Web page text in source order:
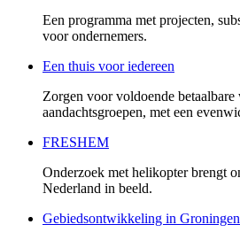
Een programma met projecten,
voor ondernemers.
Een thuis voor iedereen
Zorgen voor voldoende
aandachtsgroepen, met een
FRESHEM
Onderzoek met helikopter brengt
Nederland in beeld.
Gebiedsontwikkeling in Groningen